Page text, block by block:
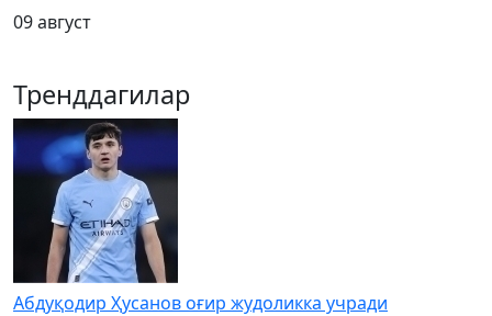
09 август
Тренддагилар
Абдуқодир Ҳусанов оғир жудоликка учради